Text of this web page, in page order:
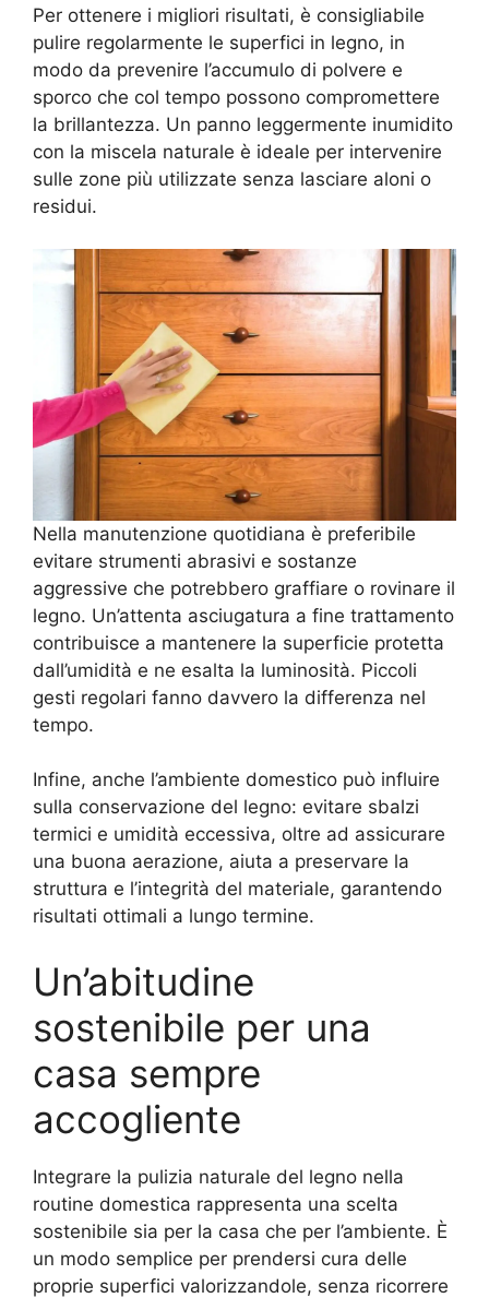
Per ottenere i migliori risultati, è consigliabile
pulire regolarmente le superfici in legno, in
modo da prevenire l’accumulo di polvere e
sporco che col tempo possono compromettere
la brillantezza. Un panno leggermente inumidito
con la miscela naturale è ideale per intervenire
sulle zone più utilizzate senza lasciare aloni o
residui.
Nella manutenzione quotidiana è preferibile
evitare strumenti abrasivi e sostanze
aggressive che potrebbero graffiare o rovinare il
legno. Un’attenta asciugatura a fine trattamento
contribuisce a mantenere la superficie protetta
dall’umidità e ne esalta la luminosità. Piccoli
gesti regolari fanno davvero la differenza nel
tempo.
Infine, anche l’ambiente domestico può influire
sulla conservazione del legno: evitare sbalzi
termici e umidità eccessiva, oltre ad assicurare
una buona aerazione, aiuta a preservare la
struttura e l’integrità del materiale, garantendo
risultati ottimali a lungo termine.
Un’abitudine
sostenibile per una
casa sempre
accogliente
Integrare la pulizia naturale del legno nella
routine domestica rappresenta una scelta
sostenibile sia per la casa che per l’ambiente. È
un modo semplice per prendersi cura delle
proprie superfici valorizzandole, senza ricorrere